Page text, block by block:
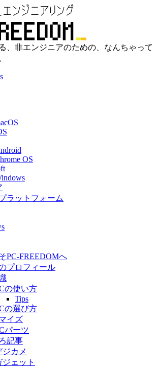
、非エンジニアのための、なんちゃって
OS
ラットフォーム
PC-FREEDOMへ
プロフィール
の使い方
Tips
の選び方
イズ
パーツ
記事
ジカメ
ジェット